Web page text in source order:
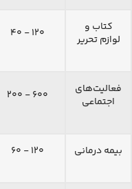
کتاب و
لوازم تحریر
۱۲۰ - ۴۰
فعالیت‌های
اجتماعی
۶۰۰ - ۲۰۰
بیمه درمانی ۱۲۰ - ۶۰